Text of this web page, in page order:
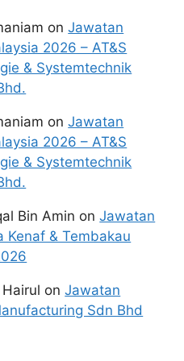
diterima dan akan
onJawatan
2026 – AT&S
& Systemtechnik
onJawatan
2026 – AT&S
& Systemtechnik
Bin Amin onJawatan
Kenaf & Tembakau
onJawatan
Sdn Bhd